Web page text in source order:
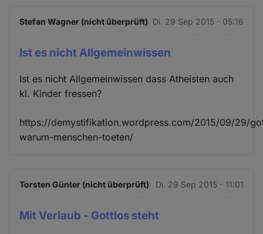
Stefan Wagner (nicht überprüft) Di. 29 Sep 2015 - 05:16
Ist es nicht Allgemeinwissen
Ist es nicht Allgemeinwissen dass Atheisten auch
kl. Kinder fressen?
https://demystifikation.wordpress.com/2015/09/29/
warum-menschen-toeten/
Torsten Günter (nicht überprüft) Di. 29 Sep 2015 - 11:01
Mit Verlaub - Gottlos steht